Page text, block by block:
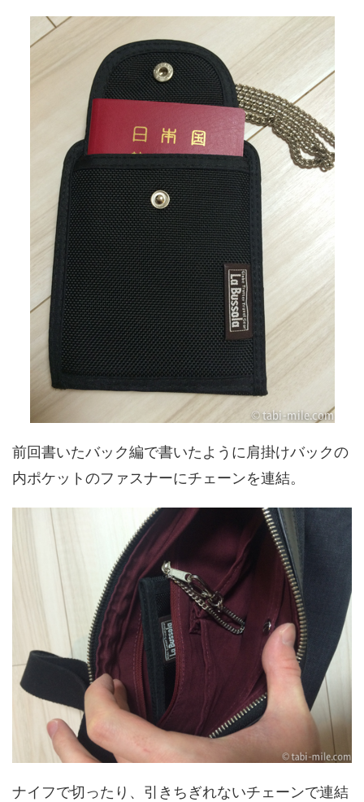
前回書いたバック編で書いたように肩掛けバックの
内ポケットのファスナーにチェーンを連結。
ナイフで切ったり、引きちぎれないチェーンで連結